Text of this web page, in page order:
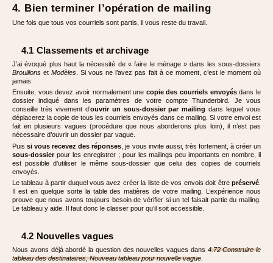
4. Bien terminer l’opération de mailing
Une fois que tous vos courriels sont partis, il vous reste du travail.
4.1 Classements et archivage
J’ai évoqué plus haut la nécessité de « faire le ménage » dans les sous-dossiers
Brouillons etModèles . Si vous ne l’avez pas fait à ce moment, c’est le moment où
jamais.
Ensuite, vous devez avoir normalement une copie des courriels envoyésdans le
dossier indiqué dans les paramètres de votre compte Thunderbird. Je vous
conseille très vivement d’ouvrir un sous-dossier par mailing dans lequel vous
déplacerez la copie de tous les courriels envoyés dans ce mailing. Si votre envoi est
fait en plusieurs vagues (procédure que nous aborderons plus loin), il n’est pas
nécessaire d’ouvrir un dossier par vague.
Puissi vous recevez des réponses , je vous invite aussi, très fortement, à créer un
sous-dossierpour les enregistrer ; pour les mailings peu importants en nombre, il
est possible d’utiliser le même sous-dossier que celui des copies de courriels
envoyés.
Le tableau à partir duquel vous avez créer la liste de vos envois doit être préservé
Il est en quelque sorte la table des matières de votre mailing. L’expérience nous
prouve que nous avons toujours besoin de vérifier si un tel faisait partie du mailing.
Le tableau y aide. Il faut donc le classer pour qu’il soit accessible.
4.2 Nouvelles vagues
Nous avons déjà abordé la question des nouvelles vagues dans 4.72 Construire le
tableau des destinataires, Nouveau tableau pour nouvelle vague